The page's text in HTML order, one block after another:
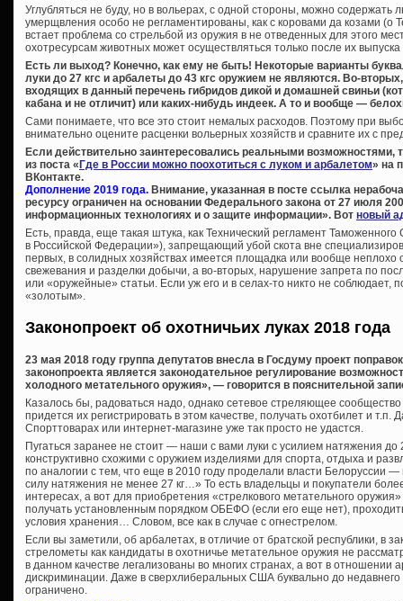
Углубляться не буду, но в вольерах, с одной стороны, можно
умерщвления особо не регламентированы, как с коровами да козами (о
встает проблема со стрельбой из оружия в не отведенных для этого
охотресурсам животных может осуществляться только после их
Есть ли выход? Конечно, как ему не быть! Некоторые варианты
луки до 27 кгс и арбалеты до 43 кгс оружием не являются. Во-
входящих в данный перечень гибридов дикой и домашней свиньи
кабана и не отличит) или каких-нибудь индеек. А то и вообще —
Сами понимаете, что все это стоит немалых расходов. Поэтому при
внимательно оцените расценки вольерных хозяйств и сравните их с
Если действительно заинтересовались реальными
из поста « Где в России можно поохотиться с луком и арбалетом» на
ВКонтакте.
Дополнение 2019 года. Внимание, указанная в посте ссылка
ресурсу ограничен на основании Федерального закона от 27 июля
информационных технологиях и о защите информации». Вот новый
Есть, правда, еще такая штука, как Технический регламент
в Российской Федерации»), запрещающий убой скота вне
первых, в солидных хозяйствах имеется площадка или вообще
свежевания и разделки добычи, а во-вторых, нарушение запрета по
или «оружейные» статьи. Если уж его и в селах-то никто не соблюдает,
«золотым».
Законопроект об охотничьих луках 2018 года
23 мая 2018 году группа депутатов внесла в Госдуму проект
законопроекта является законодательное регулирование
холодного метательного оружия», — говорится в пояснительной
Казалось бы, радоваться надо, однако сетевое стреляющее
придется их регистрировать в этом качестве, получать охотбилет и т.п.
Спорттоварах или интернет-магазине уже так просто не удастся.
Пугаться заранее не стоит — наши с вами луки с усилием натяжения до
конструктивно схожими с оружием изделиями для спорта, отдыха и
по аналогии с тем, что еще в 2010 году проделали власти Белоруссии
силу натяжения не менее 27 кг…» То есть владельцы и покупатели
интересах, а вот для приобретения «стрелкового метательного
получать установленным порядком ОБЕФО (если его еще нет),
условия хранения… Словом, все как в случае с огнестрелом.
Если вы заметили, об арбалетах, в отличие от братской республики, в
стрелометы как кандидаты в охотничье метательное оружия не
в данном качестве легализованы во многих странах, а вот в отношении
дискриминации. Даже в сверхлиберальных США буквально до
ограничено.